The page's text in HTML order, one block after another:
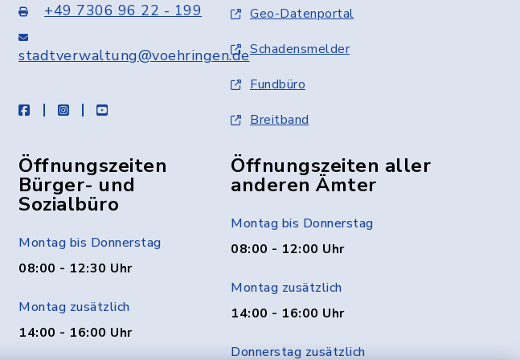
+49 7306 96 22 - 199
stadtverwaltung@voehringen.de
facebookinstagramyoutube
Geo-Datenportal
Schadensmelder
Fundbüro
Breitband
Öffnungszeiten
Bürger- und
Sozialbüro
Montag bis Donnerstag
08:00 - 12:30 Uhr
Montag zusätzlich
14:00 - 16:00 Uhr
Öffnungszeiten aller
anderen Ämter
Montag bis Donnerstag
08:00 - 12:00 Uhr
Montag zusätzlich
14:00 - 16:00 Uhr
Donnerstag zusätzlich